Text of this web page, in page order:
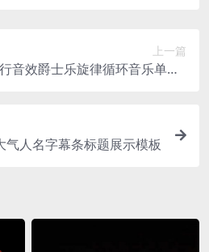
上一篇
音效爵士乐旋律循环音乐单拍L
气人名字幕条标题展示模板